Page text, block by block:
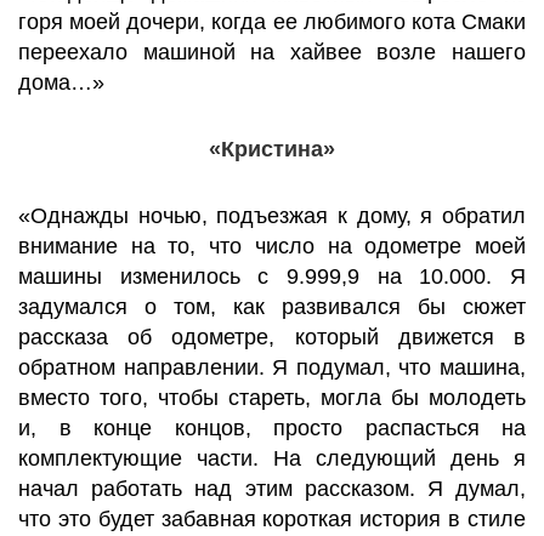
горя моей дочери, когда ее любимого кота Смаки
переехало машиной на хайвее возле нашего
дома…»
«Кристина»
«Однажды ночью, подъезжая к дому, я обратил
внимание на то, что число на одометре моей
машины изменилось с 9.999,9 на 10.000. Я
задумался о том, как развивался бы сюжет
рассказа об одометре, который движется в
обратном направлении. Я подумал, что машина,
вместо того, чтобы стареть, могла бы молодеть
и, в конце концов, просто распасться на
комплектующие части. На следующий день я
начал работать над этим рассказом. Я думал,
что это будет забавная короткая история в стиле